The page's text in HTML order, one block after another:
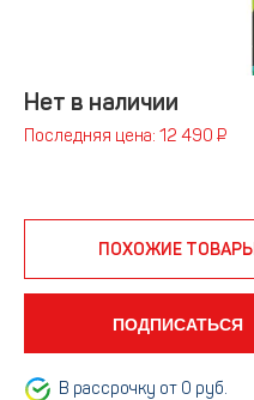
Нет в наличии
Последняя цена: 12 490 ₽
ПОХОЖИЕ ТОВАРЫ
ПОДПИСАТЬСЯ
В рассрочку от 0 руб.